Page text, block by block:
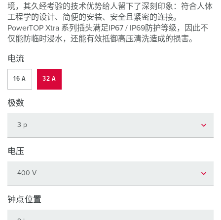
境，其久经考验的技术优势给人留下了深刻印象：符合人体
工程学的设计、简便的安装、安全且紧密的连接。
PowerTOP Xtra 系列插头满足IP67 / IP69防护等级，因此不
仅能防临时浸水，还能有效抵御高压清洗造成的损害。
电流
16 A 32 A
极数
电压
钟点位置